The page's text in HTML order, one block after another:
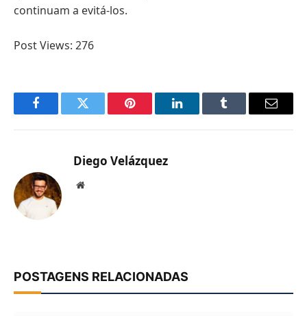
continuam a evitá-los.
Post Views: 276
FacebookTwitter Pinterest LinkedInTumblr Email
Diego Velázquez
Website
POSTAGENS RELACIONADAS